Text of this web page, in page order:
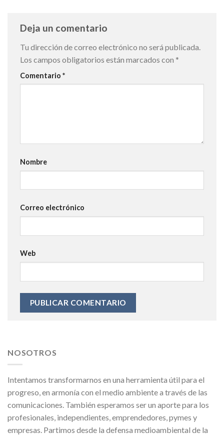
Deja un comentario
Tu dirección de correo electrónico no será publicada.
Los campos obligatorios están marcados con *
Comentario *
Nombre
Correo electrónico
Web
NOSOTROS
Intentamos transformarnos en una herramienta útil para el
progreso, en armonía con el medio ambiente a través de las
comunicaciones. También esperamos ser un aporte para los
profesionales, independientes, emprendedores, pymes y
empresas. Partimos desde la defensa medioambiental de la